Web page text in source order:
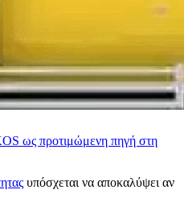
ως προτιμώμενη πηγή στη
υπόσχεται να αποκαλύψει αν